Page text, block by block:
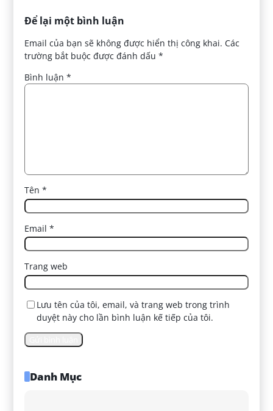
Để lại một bình luận
Email của bạn sẽ không được hiển thị công khai. Các
trường bắt buộc được đánh dấu*
Bình luận*
Tên*
Email*
Trang web
Lưu tên của tôi, email, và trang web trong trình
duyệt này cho lần bình luận kế tiếp của tôi.
Danh Mục